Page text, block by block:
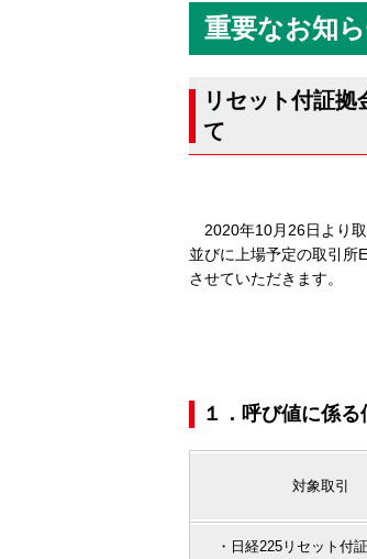
重要なお知
リセット付証
て
2020年10月26日より取
並びに上場予定の取引所
させていただきます。
１．呼び値に係る
対象取引
・日経225リセット付